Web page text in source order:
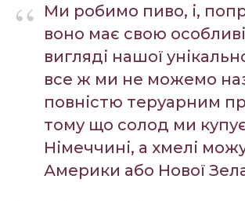
“
Ми робимо пиво, і,
воно має свою
вигляді нашої
все ж ми не можемо
повністю теруарним
тому що солод ми
Німеччині, а хмелі
Америки або Нової